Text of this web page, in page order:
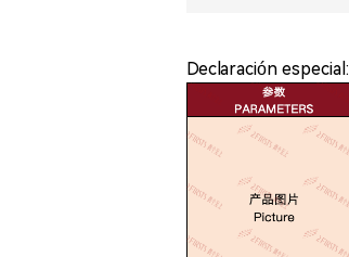
Declaración especial: